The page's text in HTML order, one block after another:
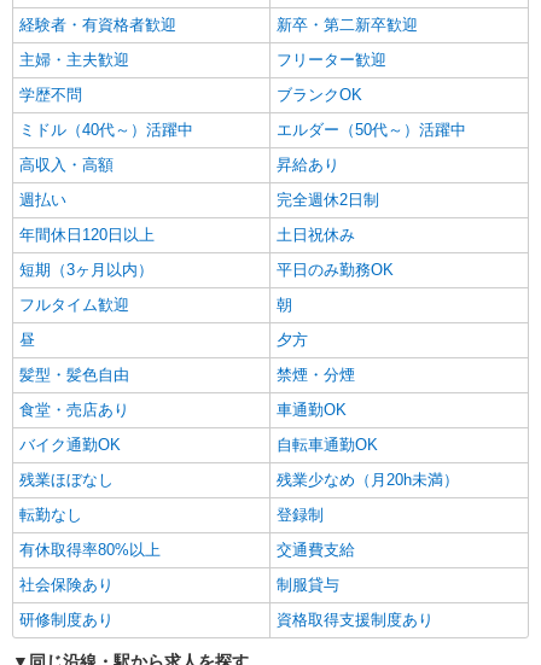
経験者・有資格者歓迎
新卒・第二新卒歓迎
主婦・主夫歓迎
フリーター歓迎
学歴不問
ブランクOK
ミドル（40代～）活躍中
エルダー（50代～）活躍中
高収入・高額
昇給あり
週払い
完全週休2日制
年間休日120日以上
土日祝休み
短期（3ヶ月以内）
平日のみ勤務OK
フルタイム歓迎
朝
昼
夕方
髪型・髪色自由
禁煙・分煙
食堂・売店あり
車通勤OK
バイク通勤OK
自転車通勤OK
残業ほぼなし
残業少なめ（月20h未満）
転勤なし
登録制
有休取得率80%以上
交通費支給
社会保険あり
制服貸与
研修制度あり
資格取得支援制度あり